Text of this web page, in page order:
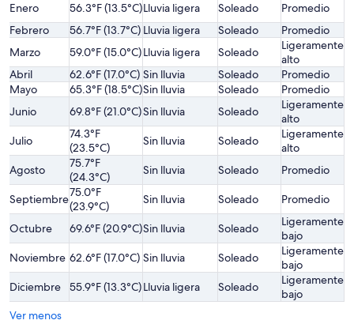
Enero 56.3°F (13.5°C)Lluvia ligera Soleado Promedio
Febrero
56.7°F (13.7°C) Lluvia ligera Soleado Promedio
Marzo
59.0°F (15.0°C)Lluvia ligera Soleado
Ligeramente
alto
Abril
62.6°F (17.0°C) Sin lluvia Soleado Promedio
Mayo
65.3°F (18.5°C)Sin lluvia Soleado Promedio
Junio
69.8°F (21.0°C)Sin lluvia Soleado
Ligeramente
alto
Julio
74.3°F
(23.5°C)
Sin lluvia Soleado
Ligeramente
alto
Agosto
75.7°F
(24.3°C)
Sin lluvia Soleado Promedio
Septiembre75.0°F
(23.9°C)
Sin lluvia Soleado Promedio
Octubre 69.6°F (20.9°C)Sin lluvia Soleado
Ligeramente
bajo
Noviembre 62.6°F (17.0°C) Sin lluvia Soleado
Ligeramente
bajo
Diciembre
55.9°F (13.3°C)Lluvia ligera Soleado
Ligeramente
bajo
Ver menos